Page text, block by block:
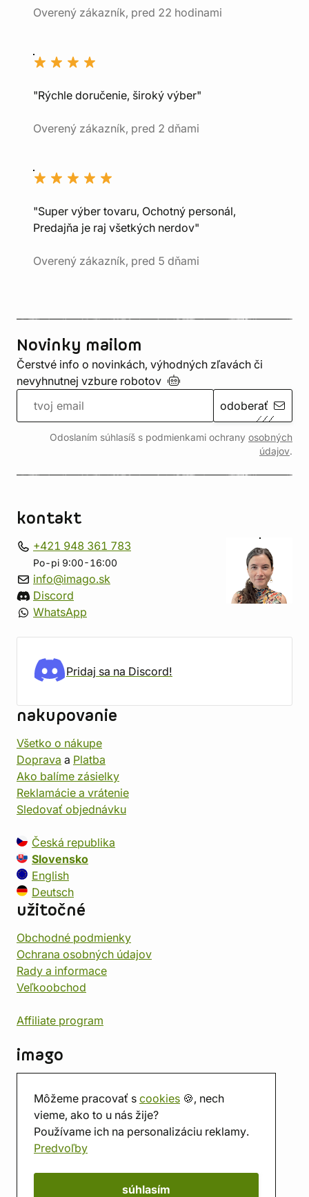
Môžeme pracovať s cookies 🍪, nech
vieme, ako to u nás žije?
Používame ich na personalizáciu reklamy.
Predvoľby
súhlasím
Overený zákazník, pred 22 hodinami
"Rýchle doručenie, široký výber"
Overený zákazník, pred 2 dňami
"Super výber tovaru, Ochotný personál,
Predajňa je raj všetkých nerdov"
Overený zákazník, pred 5 dňami
Novinky mailom
Čerstvé info o novinkách, výhodných zľavách či
nevyhnutnej vzbure robotov
odoberať
Odoslaním súhlasíš s podmienkami ochrany osobných
údajov.
kontakt
+421 948 361 783
Po-pi 9:00-16:00
info@imago.sk
Discord
WhatsApp
Pridaj sa na Discord!
nakupovanie
Všetko o nákupe
Doprava a Platba
Ako balíme zásielky
Reklamácie a vrátenie
Sledovať objednávku
Česká republika
Slovensko
English
Deutsch
užitočné
Obchodné podmienky
Ochrana osobných údajov
Rady a informace
Veľkoobchod
Affiliate program
imago
Predajňa
Herňa
O nás
Hodnotenie obchodu